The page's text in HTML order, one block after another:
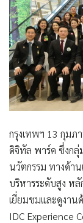
กรุงเทพฯ 13 กุม
ดิจิทัล พาร์ค ซึ่งก
นวัตกรรม ทางด้า
บริหารระดับสูง ห
เยี่ยมชมและดูงาน
IDC Experience